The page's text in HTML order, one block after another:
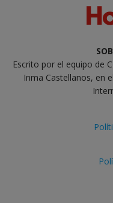
Escrito por el equipo de
Inma Castellanos, en